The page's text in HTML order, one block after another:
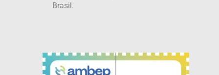
Brasil.